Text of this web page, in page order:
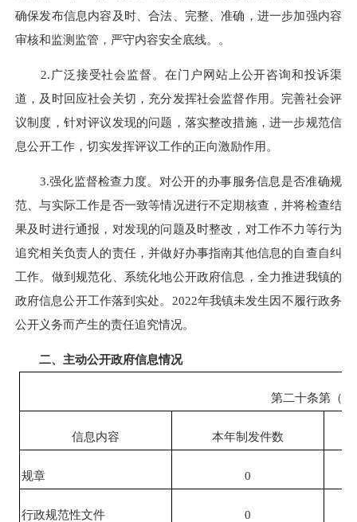
确保发布信息内容及时、合法、完整、准确，进一步加强内容
审核和监测监管，严守内容安全底线。。
2.广泛接受社会监督。在门户网站上公开咨询和投诉渠
道，及时回应社会关切，充分发挥社会监督作用。完善社会评
议制度，针对评议发现的问题，落实整改措施，进一步规范信
息公开工作，切实发挥评议工作的正向激励作用。
3.强化监督检查力度。对公开的办事服务信息是否准确规
范、与实际工作是否一致等情况进行不定期核查，并将检查结
果及时进行通报，对发现的问题及时整改，对工作不力等行为
追究相关负责人的责任，并做好办事指南其他信息的自查自纠
工作。做到规范化、系统化地公开政府信息，全力推进我镇的
政府信息公开工作落到实处。2022年我镇未发生因不履行政务
公开义务而产生的责任追究情况。
二、主动公开政府信息情况
第二十条第（一
信息内容 本年制发件数
规章 0
行政规范性文件 0